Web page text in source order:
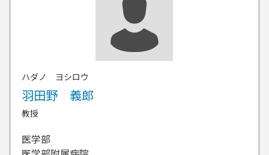
ハダノ ヨシロウ
羽田野 義郎
教授
医学部